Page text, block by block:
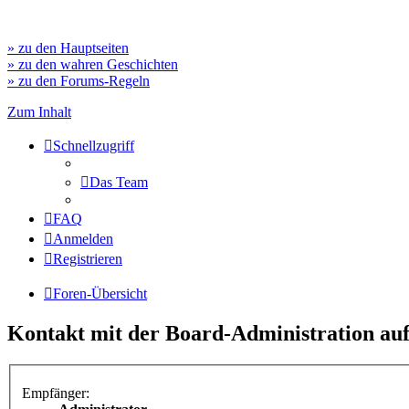
» zu den Hauptseiten
» zu den wahren Geschichten
» zu den Forums-Regeln
Zum Inhalt
Schnellzugriff
Das Team
FAQ
Anmelden
Registrieren
Foren-Übersicht
Kontakt mit der Board-Administration
Empfänger: